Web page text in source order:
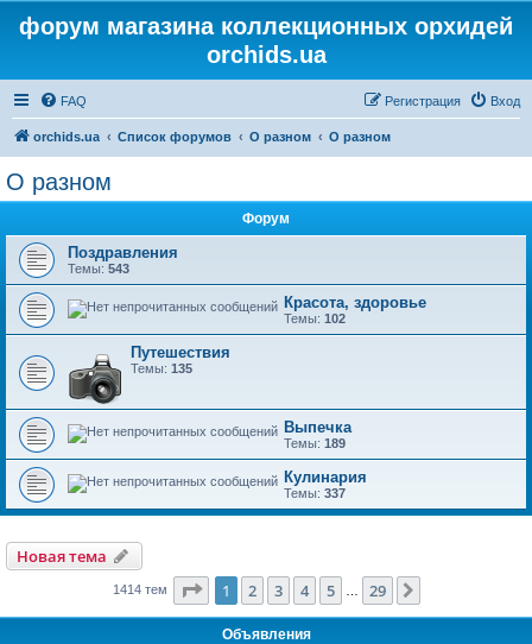
форум магазина коллекционных орхидей
orchids.ua
FAQ Вход
Регистрация
orchids.ua Список форумов О разном О разном
О разном
Форум
Поздравления
Темы: 543
Красота, здоровье
Темы: 102
Путешествия
Темы: 135
Выпечка
Темы: 189
Кулинария
Темы: 337
Новая тема
1414 тем Страница из 29
1 2 3 4 5 29
Объявления